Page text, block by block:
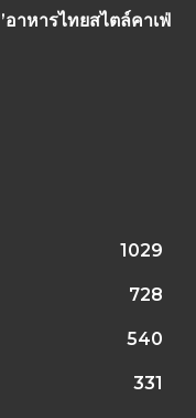
อาหารไทยสไตล์คาเฟ่
1029
728
540
331